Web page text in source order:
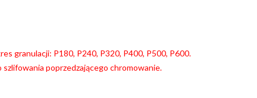
granulacji: P180, P240, P320, P400, P500, P600.
poprzedzającego chromowanie.